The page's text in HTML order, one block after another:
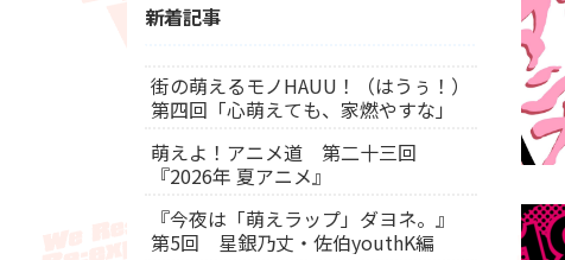
新着記事
街の萌えるモノHAUU！（はうぅ！）
第四回「心萌えても、家燃やすな」
萌えよ！アニメ道 第二十三回
『2026年 夏アニメ』
『今夜は「萌えラップ」ダヨネ。』
第5回 星銀乃丈・佐伯youthK編